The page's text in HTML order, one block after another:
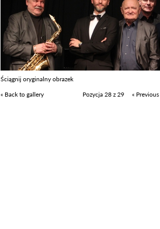
Ściągnij oryginalny obrazek
« Back to gallery
Pozycja 28 z 29 « Previous